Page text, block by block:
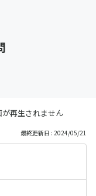
が再生されません
最終更新日 : 2024/05/21